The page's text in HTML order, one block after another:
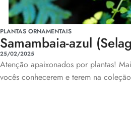
PLANTAS ORNAMENTAIS
Samambaia-azul
25/02/2025
Atenção apaixonados por plantas!
vocês conhecerem e terem na